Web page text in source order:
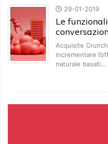
29-01-2019
Le
Acquisite
incrementare
naturale basati…